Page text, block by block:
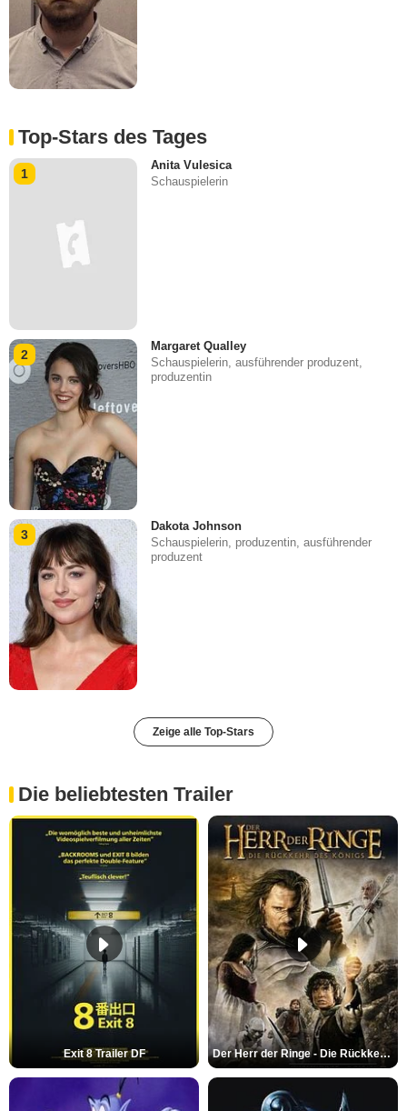
Top-Stars des Tages
1
Anita Vulesica
Schauspielerin
2
Margaret Qualley
Schauspielerin, ausführender produzent,
produzentin
3
Dakota Johnson
Schauspielerin, produzentin, ausführender
produzent
Zeige alle Top-Stars
Die beliebtesten Trailer
Exit 8 Trailer DF Der Herr der Ringe - Die Rückkehr des Königs Trailer OV